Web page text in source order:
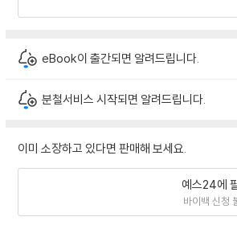
eBook이 출간되면 알려드립니다.
분철서비스 시작되면 알려드립니다.
이미 소장하고 있다면 판매해 보세요.
예스24에
바이백 신청